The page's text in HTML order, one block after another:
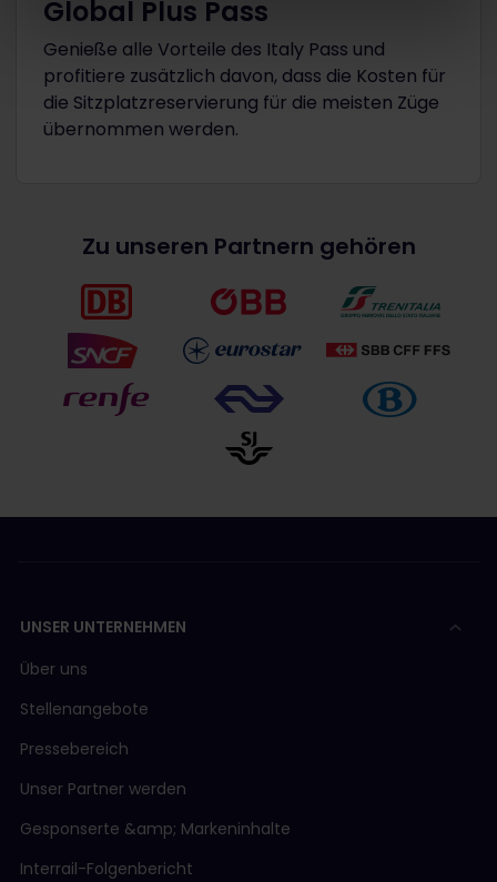
Global Plus Pass
Genieße alle Vorteile des Italy Pass und
profitiere zusätzlich davon, dass die Kosten für
die Sitzplatzreservierung für die meisten Züge
übernommen werden.
Zu unseren Partnern gehören
UNSER UNTERNEHMEN
Über uns
Stellenangebote
Pressebereich
Unser Partner werden
Gesponserte &amp; Markeninhalte
Interrail-Folgenbericht